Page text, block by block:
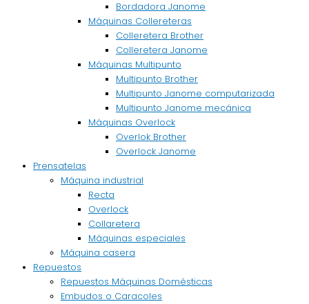
Bordadora Janome
Máquinas Collereteras
Colleretera Brother
Colleretera Janome
Máquinas Multipunto
Multipunto Brother
Multipunto Janome computarizada
Multipunto Janome mecánica
Máquinas Overlock
Overlok Brother
Overlock Janome
Prensatelas
Máquina industrial
Recta
Overlock
Collaretera
Máquinas especiales
Máquina casera
Repuestos
Repuestos Máquinas Domésticas
Embudos o Caracoles